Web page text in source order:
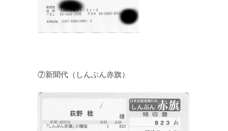
⑦新聞代（しんぶん赤旗）